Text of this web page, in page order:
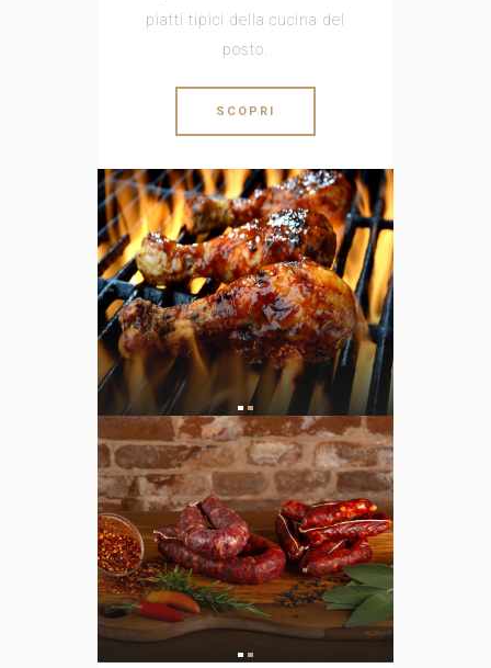
piatti tipici della cucina del
posto.
SCOPRI